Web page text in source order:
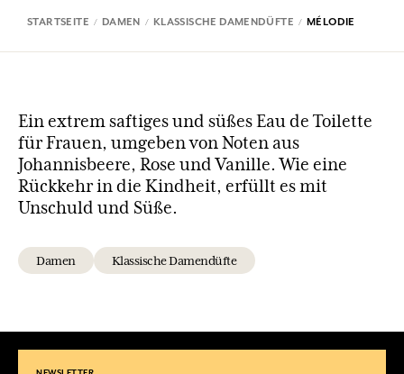
STARTSEITE DAMEN KLASSISCHE DAMENDÜFTE MÉLODIE
Ein extrem saftiges und süßes Eau de Toilette
für Frauen, umgeben von Noten aus
Johannisbeere, Rose und Vanille. Wie eine
Rückkehr in die Kindheit, erfüllt es mit
Unschuld und Süße.
Damen Klassische Damendüfte